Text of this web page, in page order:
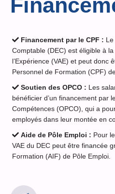
Financement par le CPF : Le
Comptable (DEC) est éligible à
l’Expérience (VAE) et peut donc
Personnel de Formation (CPF)
Soutien des OPCO : Les
bénéficier d’un financement par
Compétences (OPCO), qui a
employés dans leur montée en
Aide de Pôle Emploi : Pour
VAE du DEC peut être financée
Formation (AIF) de Pôle Emploi.